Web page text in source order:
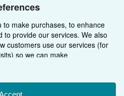
make purchases, to enhance
to provide our services. We also
customers use our services (for
so we can make
also use third-party cookies to
to learn more. You can
to basket
TO TOP